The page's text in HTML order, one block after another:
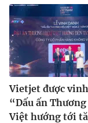
Vietjet được
“Dấu ấn
Việt hướng tới